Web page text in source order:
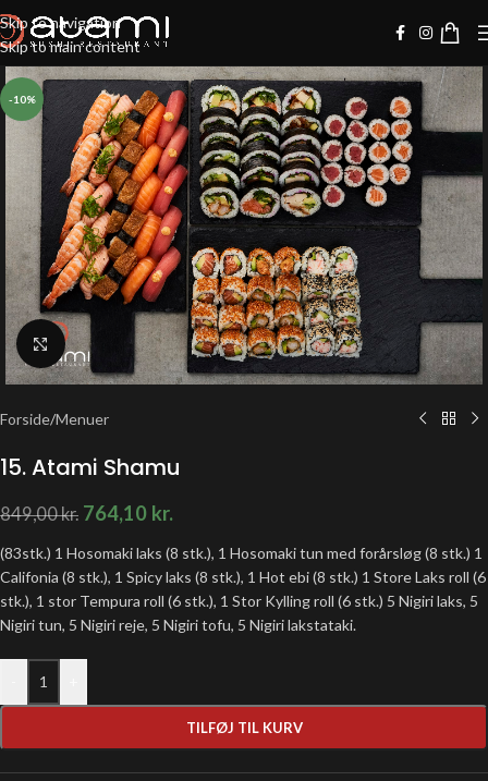
Skip to navigation
Skip to main content
-10%
Klik for at forstørre
Forside/Menuer
15. Atami Shamu
849,00kr. 764,10 kr.
(83stk.) 1 Hosomaki laks (8 stk.), 1 Hosomaki tun med forårsløg (8 stk.) 1
Califonia (8 stk.), 1 Spicy laks (8 stk.), 1 Hot ebi (8 stk.) 1 Store Laks roll (6
stk.), 1 stor Tempura roll (6 stk.), 1 Stor Kylling roll (6 stk.) 5 Nigiri laks, 5
Nigiri tun, 5 Nigiri reje, 5 Nigiri tofu, 5 Nigiri lakstataki.
TILFØJ TIL KURV